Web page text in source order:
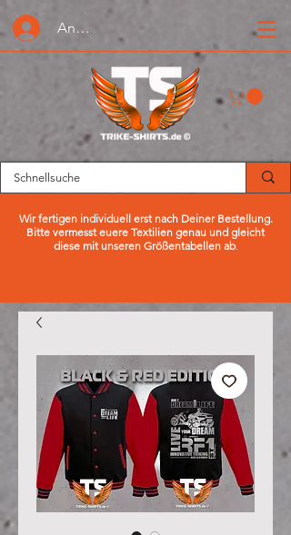
Anmelden oder Registrieren
Wir fertigen individuell erst nach Deiner Bestellung.
Bitte vermesst euere Textilien genau und gleicht
diese mit unseren Größentabellen ab.